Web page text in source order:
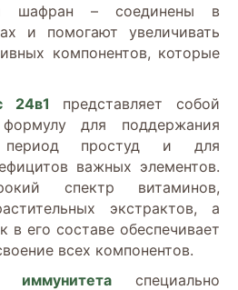
шафран – соединены в
и помогают увеличивать
компонентов, которые
24в1 представляет собой
формулу для поддержания
простуд и для
важных элементов.
спектр витаминов,
экстрактов, а
в его составе обеспечивает
всех компонентов.
специально